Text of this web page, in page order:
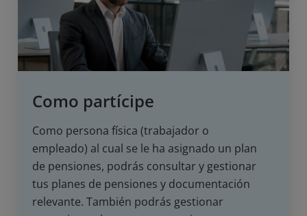
Como partícipe
Como persona física (trabajador o
empleado) al cual se le ha asignado un plan
de pensiones, podrás consultar y gestionar
tus planes de pensiones y documentación
relevante. También podrás gestionar